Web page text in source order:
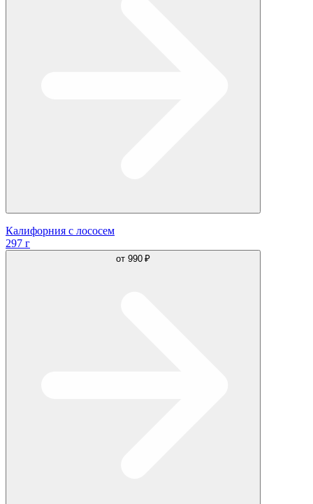
Калифорния с лососем
297 г
от 990 ₽